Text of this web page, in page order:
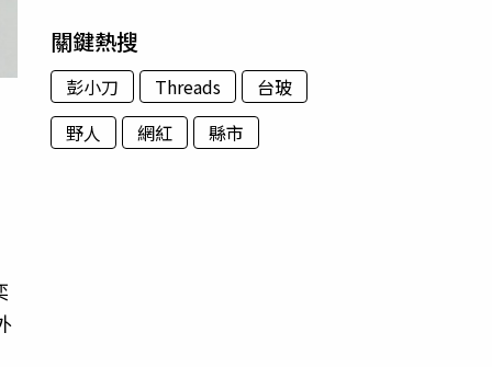
關鍵熱搜
彭小刀 Threads
台玻
野人
網紅 縣市